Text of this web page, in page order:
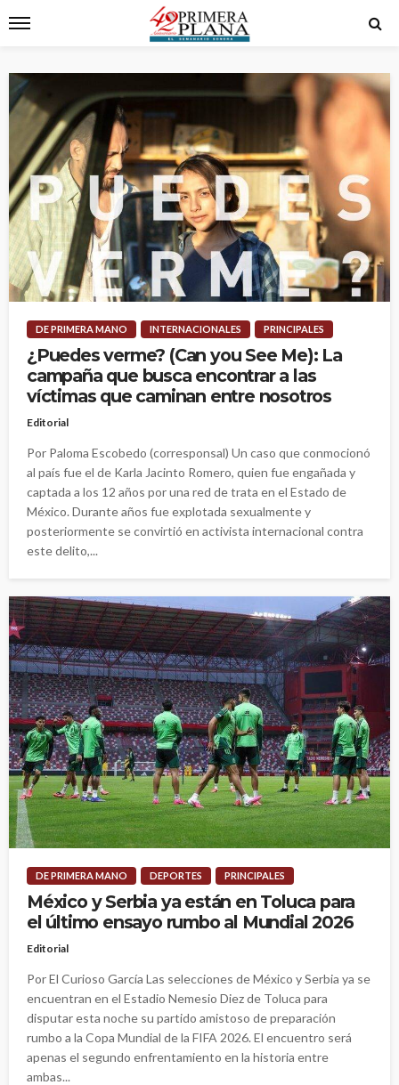
DE PRIMERA MANO INTERNACIONALES PRINCIPALES
¿Puedes verme? (Can you See Me): La
campaña que busca encontrar a las
víctimas que caminan entre nosotros
Editorial
Por Paloma Escobedo (corresponsal) Un caso que conmocionó
al país fue el de Karla Jacinto Romero, quien fue engañada y
captada a los 12 años por una red de trata en el Estado de
México. Durante años fue explotada sexualmente y
posteriormente se convirtió en activista internacional contra
este delito,...
DE PRIMERA MANO DEPORTES PRINCIPALES
México y Serbia ya están en Toluca para
el último ensayo rumbo al Mundial 2026
Editorial
Por El Curioso García Las selecciones de México y Serbia ya se
encuentran en el Estadio Nemesio Diez de Toluca para
disputar esta noche su partido amistoso de preparación
rumbo a la Copa Mundial de la FIFA 2026. El encuentro será
apenas el segundo enfrentamiento en la historia entre
ambas...